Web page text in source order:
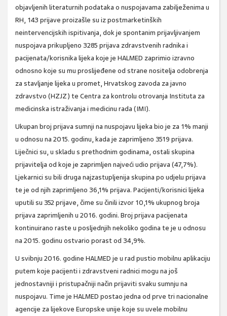
objavljenih literaturnih podataka o nuspojavama zabilježenima u
RH, 143 prijave proizašle su iz postmarketinških
neintervencijskih ispitivanja, dok je spontanim prijavljivanjem
nuspojava prikupljeno 3285 prijava zdravstvenih radnika i
pacijenata/korisnika lijeka koje je HALMED zaprimio izravno
odnosno koje su mu proslijeđene od strane nositelja odobrenja
za stavljanje lijeka u promet, Hrvatskog zavoda za javno
zdravstvo (HZJZ) te Centra za kontrolu otrovanja Instituta za
medicinska istraživanja i medicinu rada (IMI).
Ukupan broj prijava sumnji na nuspojavu lijeka bio je za 1% manji
u odnosu na 2015. godinu, kada je zaprimljeno 3519 prijava.
Liječnici su, u skladu s prethodnim godinama, ostali skupina
prijavitelja od koje je zaprimljen najveći udio prijava (47,7%).
Ljekarnici su bili druga najzastupljenija skupina po udjelu prijava
te je od njih zaprimljeno 36,1% prijava. Pacijenti/korisnici lijeka
uputili su 352 prijave, čime su činili izvor 10,1% ukupnog broja
prijava zaprimljenih u 2016. godini. Broj prijava pacijenata
kontinuirano raste u posljednjih nekoliko godina te je u odnosu
na 2015. godinu ostvario porast od 34,9%.
U svibnju 2016. godine HALMED je u rad pustio mobilnu aplikaciju
putem koje pacijenti i zdravstveni radnici mogu na još
jednostavniji i pristupačniji način prijaviti svaku sumnju na
nuspojavu. Time je HALMED postao jedna od prve tri nacionalne
agencije za lijekove Europske unije koje su uvele mobilnu